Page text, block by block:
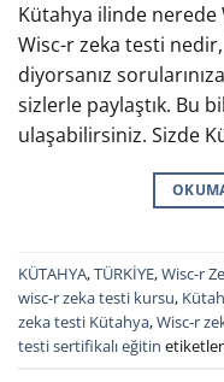
Kütahya ilinde
Wisc-r zeka testi nedir,
diyorsanız
sizlerle paylaştık. Bu
ulaşabilirsiniz. Sizde
KÜTAHYA,TÜRKİYE,Wisc-r
wisc-r zeka testi kursu,
zeka testi Kütahya,Wisc-r
testi sertifikalı eğitin